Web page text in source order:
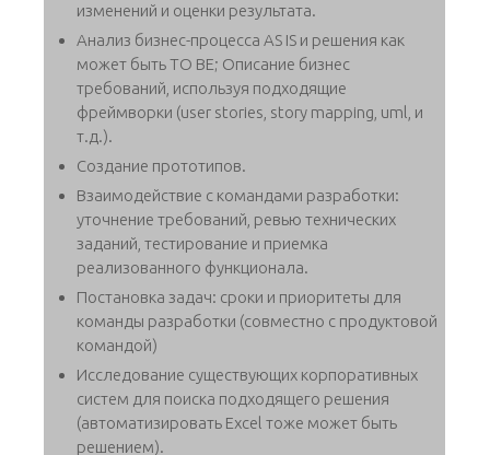
изменений и оценки результата.
Анализ бизнес-процесса AS IS и решения как
может быть TO BE; Описание бизнес
требований, используя подходящие
фреймворки (user stories, story mapping, uml, и
т.д.).
Создание прототипов.
Взаимодействие с командами разработки:
уточнение требований, ревью технических
заданий, тестирование и приемка
реализованного функционала.
Постановка задач: cроки и приоритеты для
команды разработки (совместно с продуктовой
командой)
Исследование существующих корпоративных
систем для поиска подходящего решения
(автоматизировать Excel тоже может быть
решением).